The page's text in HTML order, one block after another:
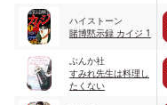
ハイストーン
賭博黙示録 カイジ 1
ぶんか社
すみれ先生は料理し
たくない